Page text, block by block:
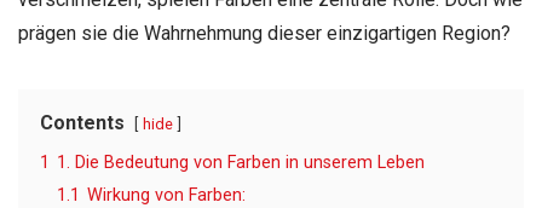
prägen sie die Wahrnehmung dieser einzigartigen Region?
Contents hide
1 1. Die Bedeutung von Farben in unserem Leben
1.1 Wirkung von Farben: